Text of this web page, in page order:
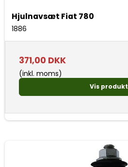
Hjulnavsæt Fiat 780
1886
371,00 DKK
(inkl. moms)
Vis produkt